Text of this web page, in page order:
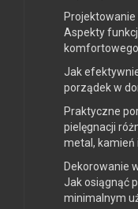
Aspekty
Jak
porządek w
Praktyczne
pielęgnacji
metal, kamień
Dekorowanie
Jak osiągnąć
minimalnym